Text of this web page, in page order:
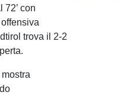
72’ con
trova il 2-2